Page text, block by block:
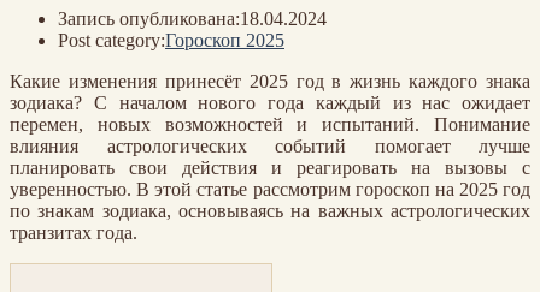
Запись опубликована:18.04.2024
Post category:Гороскоп 2025
Какие изменения принесёт 2025 год в жизнь каждого знака
зодиака? С началом нового года каждый из нас ожидает
перемен, новых возможностей и испытаний. Понимание
влияния астрологических событий помогает лучше
планировать свои действия и реагировать на вызовы с
уверенностью. В этой статье рассмотрим гороскоп на 2025 год
по знакам зодиака, основываясь на важных астрологических
транзитах года.